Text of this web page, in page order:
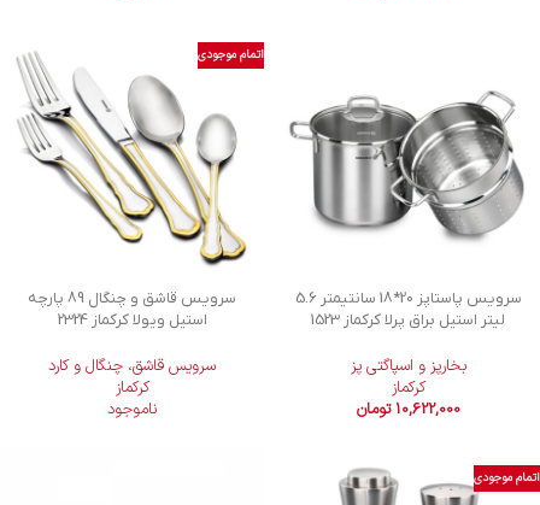
سرویس پاستاپز 20*18 سانتیمتر 5.6
لیتر استیل براق پرلا کرکماز 1523
بخارپز و اسپاگتی پز
کرکماز
10,622,000 تومان
اتمام موجودی
سرویس قاشق و چنگال 89 پارچه
استیل ویولا کرکماز 2324
سرویس قاشق، چنگال و کارد
کرکماز
ناموجود
اتمام موجودی